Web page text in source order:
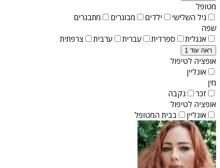
מטופל
גיל השלישי
ילדים מבוגרים
מתבגרים
שפה
אנגלית
ספרדית עברית ערבית צרפתית
ראה עוד 1
אופציה לטיפול
אונליין
מין
זכר
נקבה
אופציה לטיפול
אונליין
בבית המטופל